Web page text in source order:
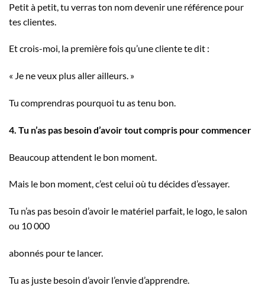
Petit à petit, tu verras ton nom devenir une référence pour
tes clientes.
Et crois-moi, la première fois qu’une cliente te dit :
« Je ne veux plus aller ailleurs. »
Tu comprendras pourquoi tu as tenu bon.
4. Tu n’as pas besoin d’avoir tout compris pour commencer
Beaucoup attendent le bon moment.
Mais le bon moment, c’est celui où tu décides d’essayer.
Tu n’as pas besoin d’avoir le matériel parfait, le logo, le salon
ou 10 000
abonnés pour te lancer.
Tu as juste besoin d’avoir l’envie d’apprendre.